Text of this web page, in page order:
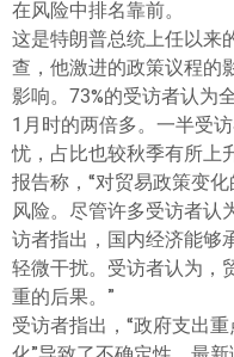
在风险中排名靠前。
这是特朗普总统上任以来
查，他激进的政策议程的
影响。73%的受访者认为
1月时的两倍多。一半受
忧，占比也较秋季有所上升
报告称，“对贸易政策变
风险。尽管许多受访者认
访者指出，国内经济能够
轻微干扰。受访者认为，
重的后果。”
受访者指出，“政府支出